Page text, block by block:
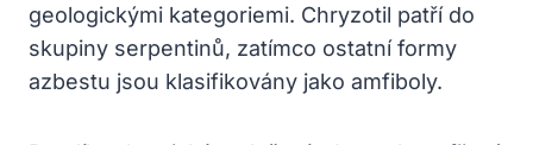
geologickými kategoriemi. Chryzotil patří do
skupiny serpentinů, zatímco ostatní formy
azbestu jsou klasifikovány jako amfiboly.